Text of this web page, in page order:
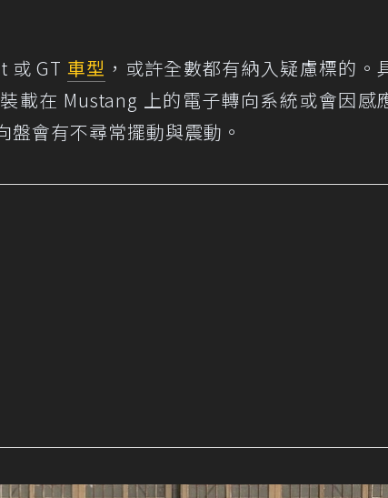
或 GT 車型 ，或許全數都有納入疑慮標的。
載在 Mustang 上的電子轉向系統或會因感
盤會有不尋常擺動與震動。